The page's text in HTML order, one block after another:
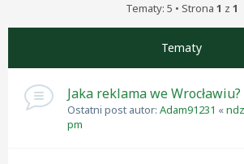
Tematy: 5 • Strona 1 z 1
Tematy
Jaka reklama we Wrocławiu?
Ostatni post autor: Adam91231 «
pm